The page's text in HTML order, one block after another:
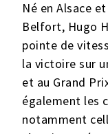
Né en Alsace
Belfort, Hugo
pointe de
la victoire sur
et au Grand
également les
notamment